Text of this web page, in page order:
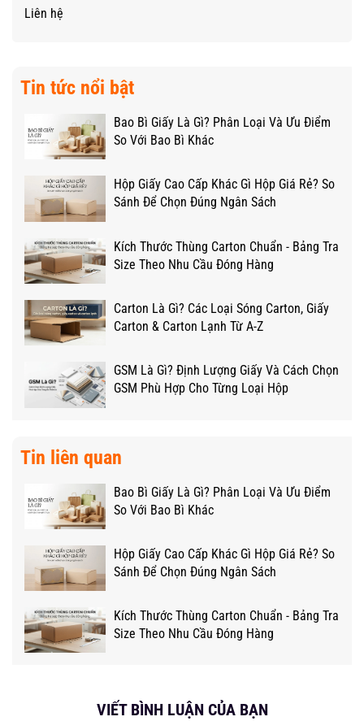
Liên hệ
Tin tức nổi bật
Bao Bì Giấy Là Gì? Phân Loại Và Ưu Điểm
So Với Bao Bì Khác
Hộp Giấy Cao Cấp Khác Gì Hộp Giá Rẻ? So
Sánh Để Chọn Đúng Ngân Sách
Kích Thước Thùng Carton Chuẩn - Bảng Tra
Size Theo Nhu Cầu Đóng Hàng
Carton Là Gì? Các Loại Sóng Carton, Giấy
Carton & Carton Lạnh Từ A-Z
GSM Là Gì? Định Lượng Giấy Và Cách Chọn
GSM Phù Hợp Cho Từng Loại Hộp
Tin liên quan
Bao Bì Giấy Là Gì? Phân Loại Và Ưu Điểm
So Với Bao Bì Khác
Hộp Giấy Cao Cấp Khác Gì Hộp Giá Rẻ? So
Sánh Để Chọn Đúng Ngân Sách
Kích Thước Thùng Carton Chuẩn - Bảng Tra
Size Theo Nhu Cầu Đóng Hàng
VIẾT BÌNH LUẬN CỦA BẠN